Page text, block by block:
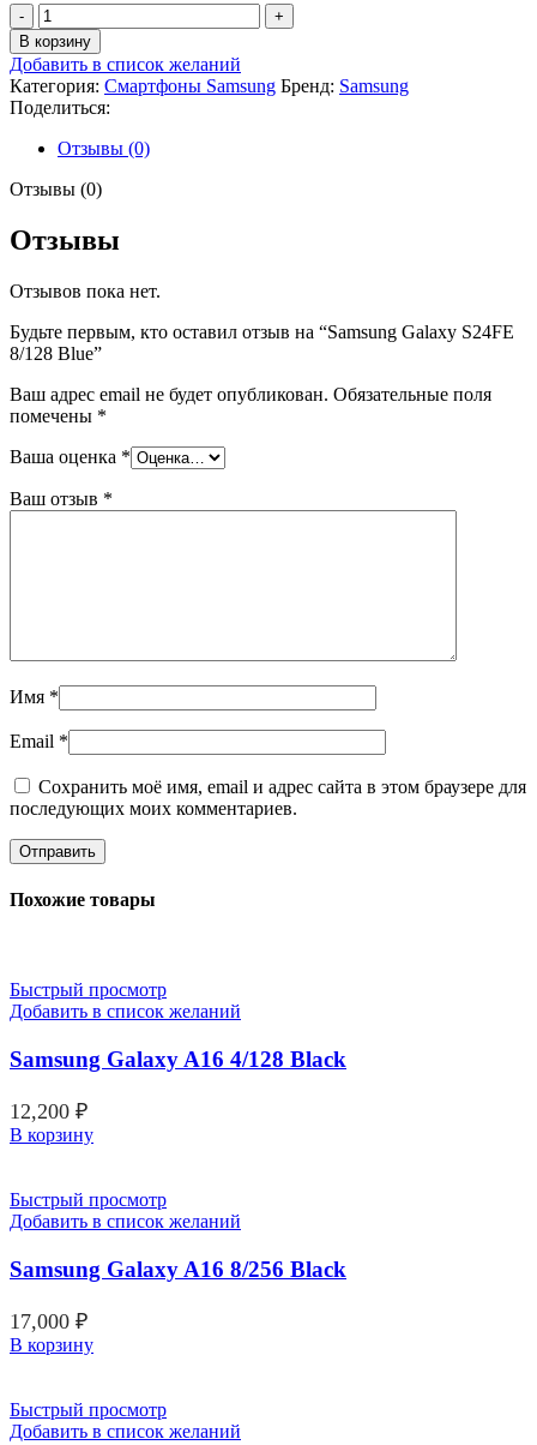
Количество
товара
Samsung
Galaxy
S24FE
8/128
Blue
В корзину
Добавить в список желаний
Категория: Смартфоны Samsung Бренд: Samsung
Поделиться:
Отзывы (0)
Отзывы (0)
Отзывы
Отзывов пока нет.
Будьте первым, кто оставил отзыв на “Samsung Galaxy S24FE
8/128 Blue”
Ваш адрес email не будет опубликован. Обязательные поля
помечены *
Ваша оценка *
Ваш отзыв *
Имя *
Email *
Сохранить моё имя, email и адрес сайта в этом браузере для
последующих моих комментариев.
Похожие товары
Быстрый просмотр
Добавить в список желаний
Samsung Galaxy A16 4/128 Black
12,200 ₽
В корзину
Быстрый просмотр
Добавить в список желаний
Samsung Galaxy A16 8/256 Black
17,000 ₽
В корзину
Быстрый просмотр
Добавить в список желаний